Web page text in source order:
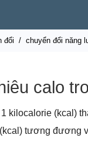
đổi / chuyển đổi năng
calo
kilocalorie (kcal)
tương đương